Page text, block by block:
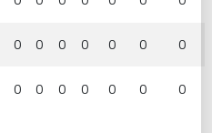
0 0 0 0 0 0 0
0 0 0 0 0 0 0